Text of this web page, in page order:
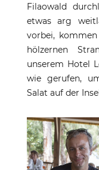
Filaowald
etwas arg
vorbei,
hölzernen
unserem Hotel
wie gerufen,
Salat auf der